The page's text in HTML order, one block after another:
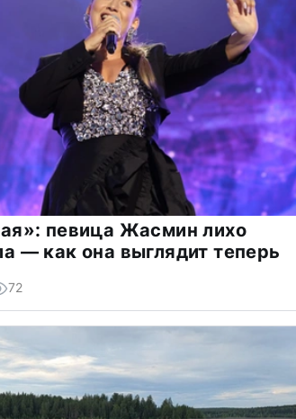
певица Жасмин лихо
— как она выглядит теперь
72